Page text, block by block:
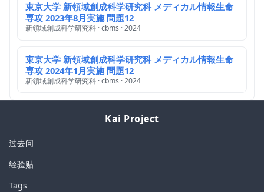
東京大学 新領域創成科学研究科 メディカル情報生命
専攻 2023年8月実施 問題12
新領域創成科学研究科 · cbms · 2024
東京大学 新領域創成科学研究科 メディカル情報生命
専攻 2024年1月実施 問題12
新領域創成科学研究科 · cbms · 2024
Kai Project
过去问
经验贴
Tags